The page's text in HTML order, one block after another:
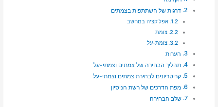
דרגות של השתתפות בצמתים
אפליקציה במחשב
צומת
צומת-על
הערות
תהליך הבחירה של צמתים וצמתי-על
קריטריונים לבחירת צמתים וצמתי-על
מפת הדרכים של רשת הניסיון
שלב הבחירה